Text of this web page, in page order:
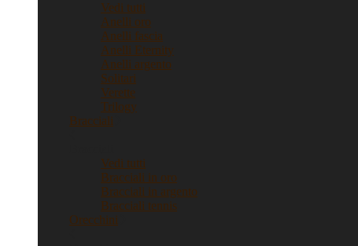
Vedi tutti
Anelli oro
Anelli fascia
Anelli Eternity
Anelli argento
Solitari
Verette
Trilogy
Bracciali
Vedi tutti
Bracciali in oro
Bracciali in argento
Bracciali tennis
Orecchini